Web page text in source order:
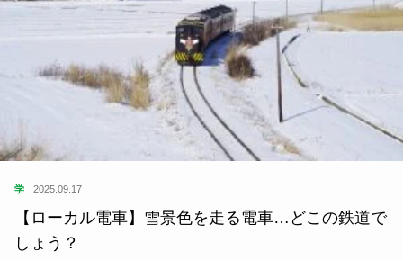
学 2025.09.17
【ローカル電車】雪景色を走る電車…どこの鉄道で
しょう？